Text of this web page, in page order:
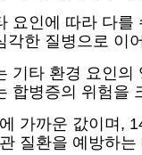
요인에 따라 다
한 질병으로 이
기타 환경 요인
합병증의 위험을
가까운 값이며,
질환을 예방하